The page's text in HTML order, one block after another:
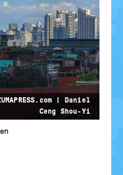
| Daniel
Ceng Shou-Yi